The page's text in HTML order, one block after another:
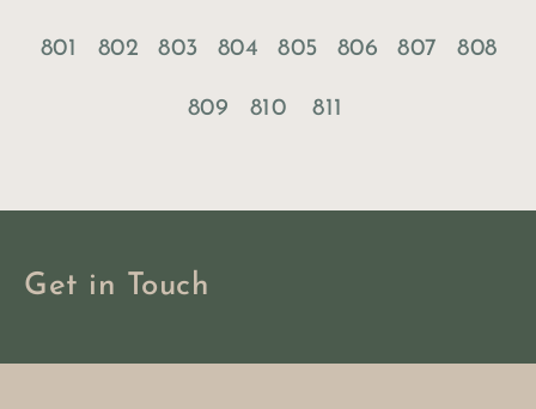
801 802 803 804 805 806 807 808
809 810 811
Get in Touch